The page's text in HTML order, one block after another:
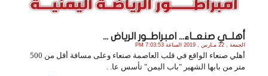
أهلــي صنعــاء... امبراطــور الرياض ...
الجمعة , 22 مـارس , 2019 الساعة 7:03:53 PM
أهلي صنعاء الواقع في قلب العاصمة صنعاء وعلى مسافة أقل من 500
متر من بابها الشهير "باب اليمن" تأسس عا. .